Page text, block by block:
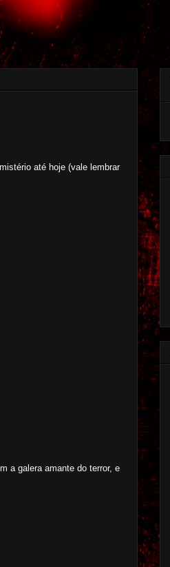
até hoje (vale lembrar
a galera amante do terror, e